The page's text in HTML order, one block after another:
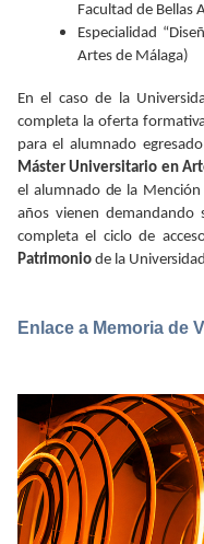
Facultad de Bellas
Especialidad
Artes de Málaga)
En el caso de la
compl eta la ofertaformativ
para el alumnado egr
Máster Universitario en Art
el alumnadode laMención
años vienen demandando
compl eta el ciclo de
Patrimoniode la Univer
Enlace a Memoria de